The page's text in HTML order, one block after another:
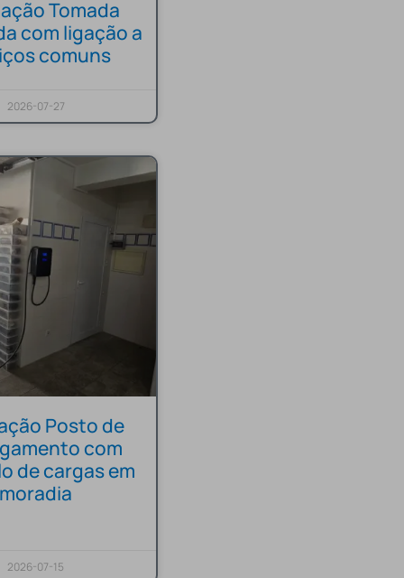
Tomada
com ligação a
comuns
2026-07-27
Posto de
com
de cargas em
moradia
2026-07-15